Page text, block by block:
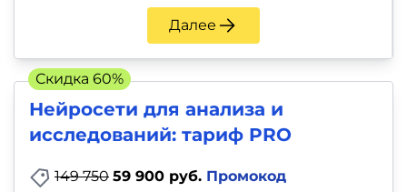
Далее
Нейросети для анализа и
исследований: тариф PRO
149 750 59 900 руб. Промокод
Скидка 60%